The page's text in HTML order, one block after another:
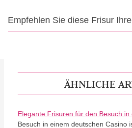
Empfehlen Sie diese Frisur
ÄHNLICHE
Elegante Frisuren für den Besuch in
Besuch in einem deutschen Casino